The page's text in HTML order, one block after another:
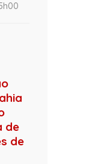
de
de